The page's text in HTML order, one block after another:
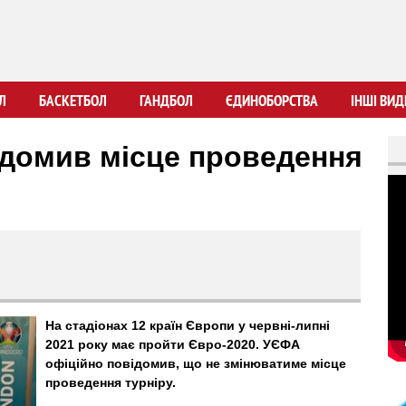
вмісту
БАСКЕТБОЛ ГАНДБОЛ ЄДИНОБОРСТВА ІНШІ
місце проведення
На стадіонах 12 країн Європи у червні-липні
2021 року має пройти Євро-2020. УЄФА
офіційно повідомив, що не змінюватиме місце
проведення турніру.